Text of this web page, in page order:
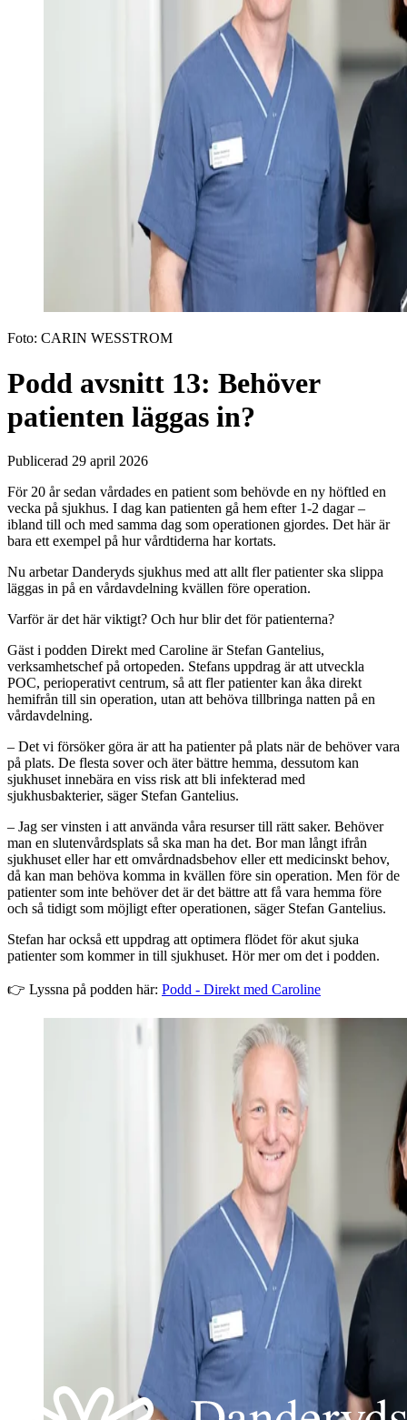
Foto: CARIN WESSTROM
Podd avsnitt 13: Behöver
patienten läggas in?
Publicerad 29 april 2026
För 20 år sedan vårdades en patient som behövde en ny höftled en
vecka på sjukhus. I dag kan patienten gå hem efter 1-2 dagar –
ibland till och med samma dag som operationen gjordes. Det här är
bara ett exempel på hur vårdtiderna har kortats.
Nu arbetar Danderyds sjukhus med att allt fler patienter ska slippa
läggas in på en vårdavdelning kvällen före operation.
Varför är det här viktigt? Och hur blir det för patienterna?
Gäst i podden Direkt med Caroline är Stefan Gantelius,
verksamhetschef på ortopeden. Stefans uppdrag är att utveckla
POC, perioperativt centrum, så att fler patienter kan åka direkt
hemifrån till sin operation, utan att behöva tillbringa natten på en
vårdavdelning.
– Det vi försöker göra är att ha patienter på plats när de behöver vara
på plats. De flesta sover och äter bättre hemma, dessutom kan
sjukhuset innebära en viss risk att bli infekterad med
sjukhusbakterier, säger Stefan Gantelius.
– Jag ser vinsten i att använda våra resurser till rätt saker. Behöver
man en slutenvårdsplats så ska man ha det. Bor man långt ifrån
sjukhuset eller har ett omvårdnadsbehov eller ett medicinskt behov,
då kan man behöva komma in kvällen före sin operation. Men för de
patienter som inte behöver det är det bättre att få vara hemma före
och så tidigt som möjligt efter operationen, säger Stefan Gantelius.
Stefan har också ett uppdrag att optimera flödet för akut sjuka
patienter som kommer in till sjukhuset. Hör mer om det i podden.
👉 Lyssna på podden här: Podd - Direkt med Caroline